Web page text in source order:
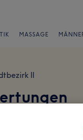
MASSAGE
II